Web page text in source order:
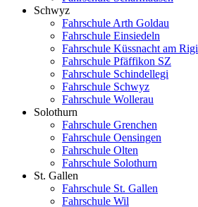
Schwyz
Fahrschule Arth Goldau
Fahrschule Einsiedeln
Fahrschule Küssnacht am Rigi
Fahrschule Pfäffikon SZ
Fahrschule Schindellegi
Fahrschule Schwyz
Fahrschule Wollerau
Solothurn
Fahrschule Grenchen
Fahrschule Oensingen
Fahrschule Olten
Fahrschule Solothurn
St. Gallen
Fahrschule St. Gallen
Fahrschule Wil